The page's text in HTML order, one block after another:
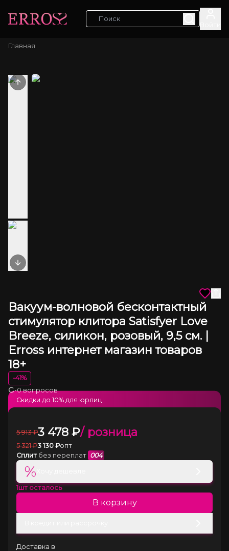
Главная
Previous slide
Next slide
Вакуум-волновой бесконтактный
стимулятор клитора Satisfyer Love
Breeze, силикон, розовый, 9,5 см. |
Erross интернет магазин товаров
18+
-41%
Загрузка
•0 вопросов
5 913 ₽3 478 ₽/ розница
5 321 ₽3 130 ₽опт
Сплит без переплат 004
%
1шт осталось
В корзину
Доставка в
Скидки до 10% для юрлиц